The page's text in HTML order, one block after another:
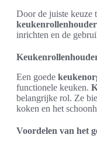
Door de juiste keuze
inrichten en de
Een goede
functionele keuken.
belangrijke rol. Ze
koken en het
Voordelen van het